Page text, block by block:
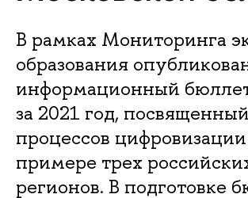
В рамках Мониторинга
образования
информационный
за 2021 год,
процессов
примере трех
регионов. В подготовке